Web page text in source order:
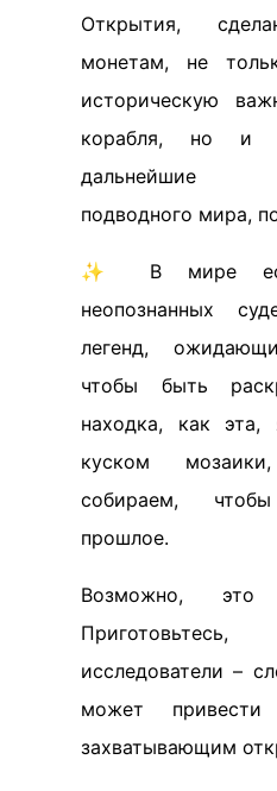
Открытия,
монетам, не
историческую
корабля, но и
дальнейшие
подводного мира,
✨ В мире
неопознанных
легенд,
чтобы быть
находка, как эта,
куском
собираем,
прошлое.
Возможно,
исследователи –
может
захватывающим